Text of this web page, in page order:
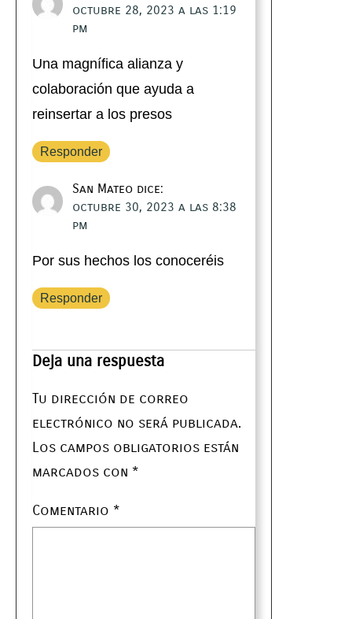
octubre 28, 2023 a las 1:19
pm
Una magnífica alianza y
colaboración que ayuda a
reinsertar a los presos
Responder
San Mateo dice:
octubre 30, 2023 a las 8:38
pm
Por sus hechos los conoceréis
Responder
Deja una respuesta
Tu dirección de correo
electrónico no será publicada.
Los campos obligatorios están
marcados con *
Comentario *